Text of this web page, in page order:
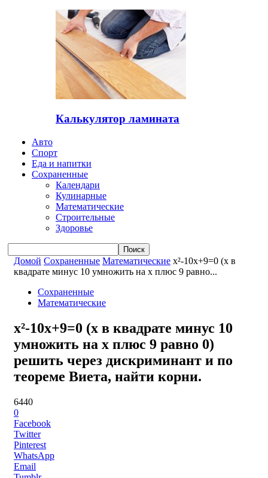
Калькулятор ламината
Авто
Спорт
Еда и напитки
Сохраненные
Календари
Кулинарные
Математические
Строительные
Здоровье
Домой Сохраненные Математические x²-10x+9=0 (x в
квадрате минус 10 умножить на x плюс 9 равно...
Сохраненные
Математические
x²-10x+9=0 (x в квадрате минус 10
умножить на x плюс 9 равно 0)
решить через дискриминант и по
теореме Виета, найти корни.
6440
0
Facebook
Twitter
Pinterest
WhatsApp
Email